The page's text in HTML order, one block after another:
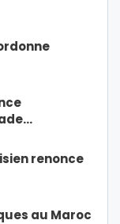
renonce
au Maroc